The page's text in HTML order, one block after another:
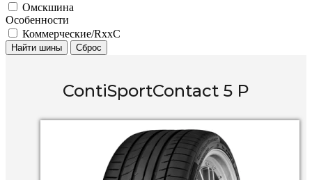
Омскшина
Особенности
Коммерческие/RxxC
Найти шины Сброс
ContiSportContact 5 P